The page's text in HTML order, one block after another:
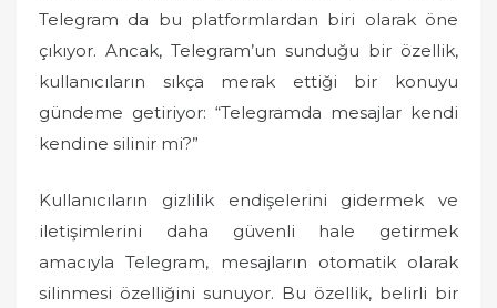
Telegram da bu platformlardan biri olarak öne
çıkıyor. Ancak, Telegram’un sunduğu bir özellik,
kullanıcıların sıkça merak ettiği bir konuyu
gündeme getiriyor: “Telegramda mesajlar kendi
kendine silinir mi?”
Kullanıcıların gizlilik endişelerini gidermek ve
iletişimlerini daha güvenli hale getirmek
amacıyla Telegram, mesajların otomatik olarak
silinmesi özelliğini sunuyor. Bu özellik, belirli bir